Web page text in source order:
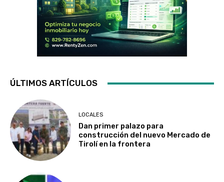
ÚLTIMOS ARTÍCULOS
LOCALES
Dan primer palazo para
construcción del nuevo Mercado de
Tirolí en la frontera